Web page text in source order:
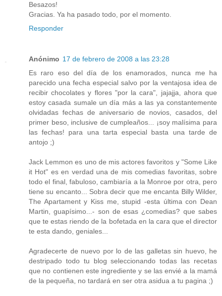
Besazos!
Gracias. Ya ha pasado todo, por el momento.
Responder
Anónimo 17 de febrero de 2008 a las 23:28
Es raro eso del día de los enamorados, nunca me ha
parecido una fecha especial salvo por la ventajosa idea de
recibir chocolates y flores "por la cara", jajajja, ahora que
estoy casada sumale un día más a las ya constantemente
olvidadas fechas de aniversario de novios, casados, del
primer beso, inclusive de cumpleaños... ¡soy malísima para
las fechas! para una tarta especial basta una tarde de
antojo ;)
Jack Lemmon es uno de mis actores favoritos y "Some Like
it Hot" es en verdad una de mis comedias favoritas, sobre
todo el final, fabuloso, cambiaría a la Monroe por otra, pero
tiene su encanto... Sobra decir que me encanta Billy Wilder,
The Apartament y Kiss me, stupid -esta última con Dean
Martin, guapísimo...- son de esas ¿comedias? que sabes
que te estas riendo de la bofetada en la cara que el director
te esta dando, geniales...
Agradecerte de nuevo por lo de las galletas sin huevo, he
destripado todo tu blog seleccionando todas las recetas
que no contienen este ingrediente y se las envié a la mamá
de la pequeña, no tardará en ser otra asidua a tu pagina ;)